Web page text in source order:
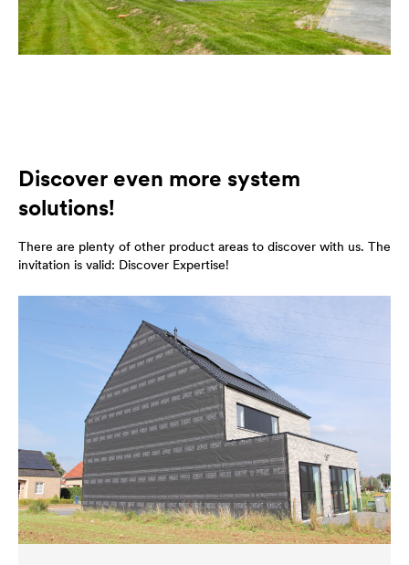
Discover even more system
solutions!
There are plenty of other product areas to discover with us. The
invitation is valid: Discover Expertise!